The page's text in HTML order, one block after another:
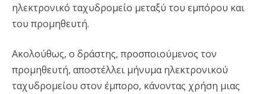
ηλεκτρονικό ταχυδρομείο μεταξύ του εμπόρου και
του προμηθευτή.
Ακολούθως, ο δράστης, προσποιούμενος τον
προμηθευτή, αποστέλλει μήνυμα ηλεκτρονικού
ταχυδρομείου στον έμπορο, κάνοντας χρήση μιας